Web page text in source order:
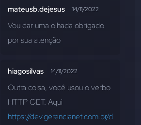
mateusb.dejesus 14/11/2022
Vou dar uma olhada obrigado
por sua atenção
hiagosilvas 14/11/2022
Outra coisa, você usou o verbo
https://dev.gerencianet.com.br/d